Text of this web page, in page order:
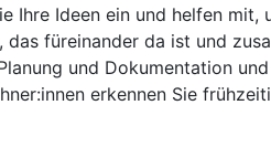
Ihre Ideen ein und helfen
das füreinander da ist und
und Dokumentation
erkennen Sie